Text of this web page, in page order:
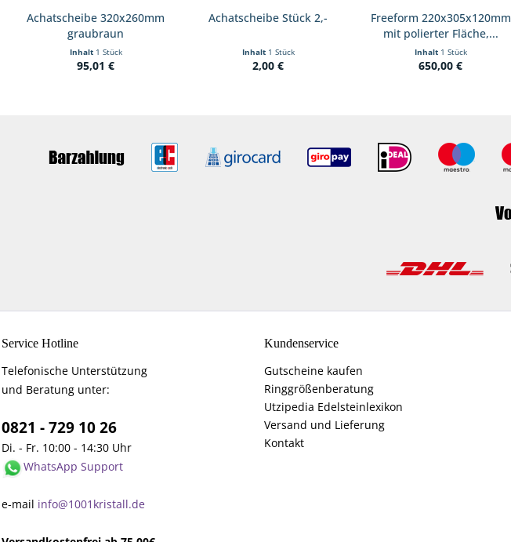
Achatscheibe 320x260mm
graubraun
Inhalt 1 Stück
95,01 €
Achatscheibe Stück 2,-
Inhalt 1 Stück
2,00 €
Freeform 220x305x120mm
mit polierter Fläche,...
Inhalt 1 Stück
650,00 €
Service Hotline
Telefonische Unterstützung
und Beratung unter:
0821 - 729 10 26
Di. - Fr. 10:00 - 14:30 Uhr
WhatsApp Support
e-mail info@1001kristall.de
Kundenservice
Gutscheine kaufen
Ringgrößenberatung
Utzipedia Edelsteinlexikon
Versand und Lieferung
Kontakt